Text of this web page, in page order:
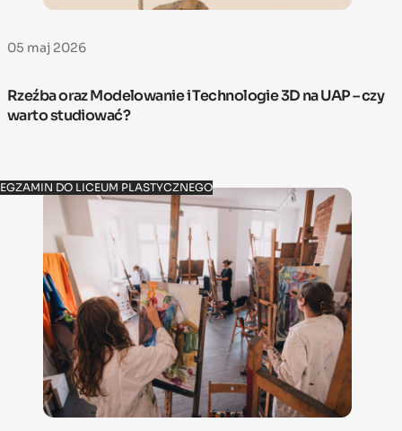
05 maj 2026
Rzeźba oraz Modelowanie i Technologie 3D na UAP – czy
warto studiować?
EGZAMIN DO LICEUM PLASTYCZNEGO